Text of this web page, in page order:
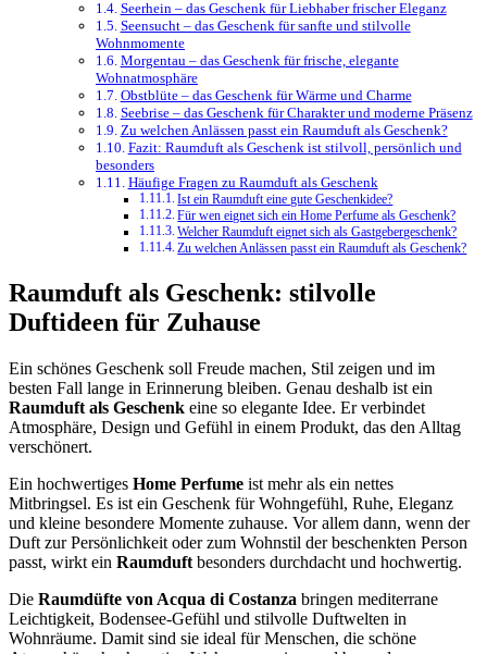
Seerhein – das Geschenk für Liebhaber frischer Eleganz
Seensucht – das Geschenk für sanfte und stilvolle
Wohnmomente
Morgentau – das Geschenk für frische, elegante
Wohnatmosphäre
Obstblüte – das Geschenk für Wärme und Charme
Seebrise – das Geschenk für Charakter und moderne Präsenz
Zu welchen Anlässen passt ein Raumduft als Geschenk?
Fazit: Raumduft als Geschenk ist stilvoll, persönlich und
besonders
Häufige Fragen zu Raumduft als Geschenk
Ist ein Raumduft eine gute Geschenkidee?
Für wen eignet sich ein Home Perfume als Geschenk?
Welcher Raumduft eignet sich als Gastgebergeschenk?
Zu welchen Anlässen passt ein Raumduft als Geschenk?
Raumduft als Geschenk: stilvolle
Duftideen für Zuhause
Ein schönes Geschenk soll Freude machen, Stil zeigen und im
besten Fall lange in Erinnerung bleiben. Genau deshalb ist ein
Raumduft als Geschenk eine so elegante Idee. Er verbindet
Atmosphäre, Design und Gefühl in einem Produkt, das den Alltag
verschönert.
Ein hochwertiges Home Perfume ist mehr als ein nettes
Mitbringsel. Es ist ein Geschenk für Wohngefühl, Ruhe, Eleganz
und kleine besondere Momente zuhause. Vor allem dann, wenn der
Duft zur Persönlichkeit oder zum Wohnstil der beschenkten Person
passt, wirkt ein Raumduft besonders durchdacht und hochwertig.
Die Raumdüfte von Acqua di Costanza bringen mediterrane
Leichtigkeit, Bodensee-Gefühl und stilvolle Duftwelten in
Wohnräume. Damit sind sie ideal für Menschen, die schöne